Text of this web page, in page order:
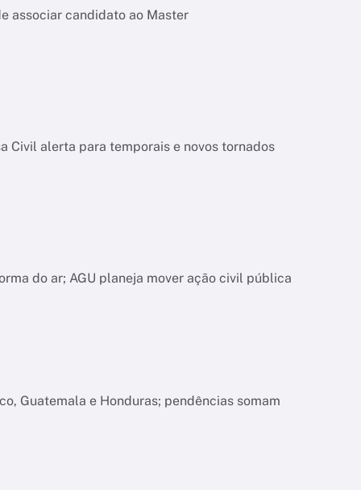
associar candidato ao Master
Civil alerta para temporais e novos tornados
do ar; AGU planeja mover ação civil pública
Guatemala e Honduras; pendências somam